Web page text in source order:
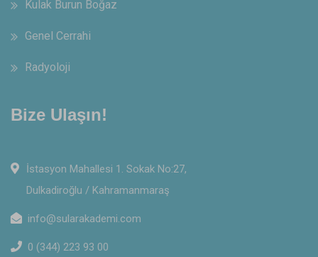
Kulak Burun Boğaz
Genel Cerrahi
Radyoloji
Bize Ulaşın!
İstasyon Mahallesi 1. Sokak No:27,
Dulkadiroğlu / Kahramanmaraş
info@sularakademi.com
0 (344) 223 93 00